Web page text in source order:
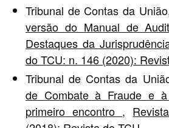
Tribunal de Contas da
versão do Manual de
Destaques da
do TCU: n. 146 (2020):
Tribunal de Contas da
de Combate à Fraude e
primeiro encontro ,